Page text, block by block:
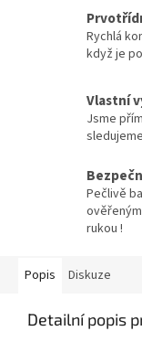
Rychlá
když je
Vlastní
Jsme
Pečlivě
rukou !
Popis Diskuze
Detailní popis